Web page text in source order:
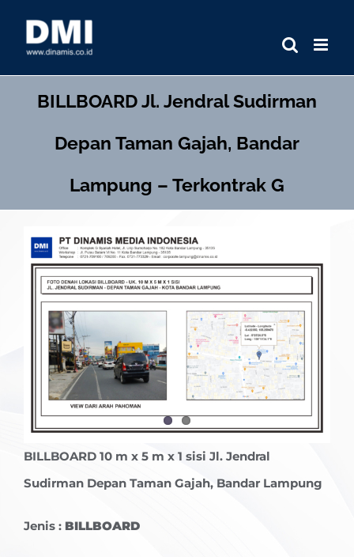
BILLBOARDJl. Jendral Sudirman
Depan Taman Gajah, Bandar
Lampung – Terkontrak G
BILLBOARD 10 m x 5 m x 1 sisi Jl. Jendral
Sudirman Depan Taman Gajah, Bandar Lampung
Jenis : BILLBOARD